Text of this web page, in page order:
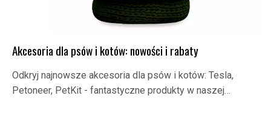
Akcesoria dla psów i kotów: nowości i rabaty
Odkryj najnowsze akcesoria dla psów i kotów: Tesla,
Petoneer, PetKit - fantastyczne produkty w naszej…